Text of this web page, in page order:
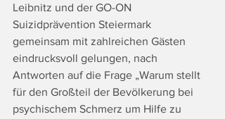
Leibnitz und der GO-ON
Suizidprävention Steiermark
gemeinsam mit zahlreichen Gästen
eindrucksvoll gelungen, nach
Antworten auf die Frage „Warum stellt
für den Großteil der Bevölkerung bei
psychischem Schmerz um Hilfe zu